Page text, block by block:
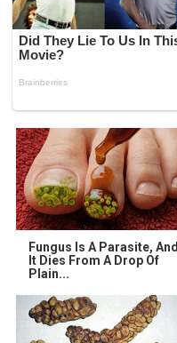
Fungus Is A Parasite, And
It Dies From A Drop Of
Plain...